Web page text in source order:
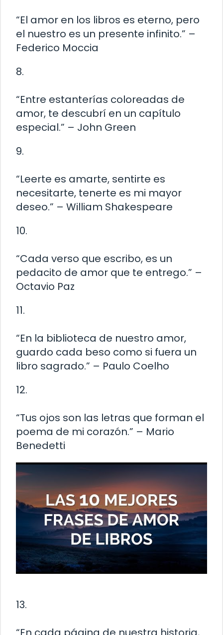
“El amor en los libros es eterno, pero
el nuestro es un presente infinito.” –
Federico Moccia
8.
“Entre estanterías coloreadas de
amor, te descubrí en un capítulo
especial.” – John Green
9.
“Leerte es amarte, sentirte es
necesitarte, tenerte es mi mayor
deseo.” – William Shakespeare
10.
“Cada verso que escribo, es un
pedacito de amor que te entrego.” –
Octavio Paz
11.
“En la biblioteca de nuestro amor,
guardo cada beso como si fuera un
libro sagrado.” – Paulo Coelho
12.
“Tus ojos son las letras que forman el
poema de mi corazón.” – Mario
Benedetti
13.